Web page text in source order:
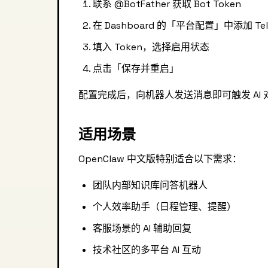
联系 @BotFather 获取 Bot Token
在 Dashboard 的「平台配置」中添加
填入 Token，选择启用状态
点击「保存并重启」
配置完成后，向机器人发送消息即可触发 AI
适用场景
OpenClaw 中文版特别适合以下需求：
团队内部知识库问答机器人
个人效率助手（日程管理、提醒）
客服场景的 AI 辅助回复
技术社区的多平台 AI 互动